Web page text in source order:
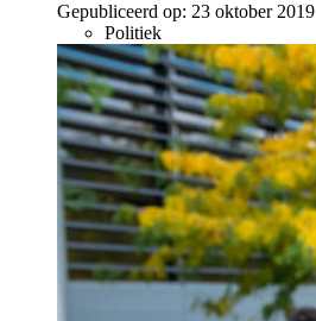
Gepubliceerd op: 23 oktober 2019
Politiek